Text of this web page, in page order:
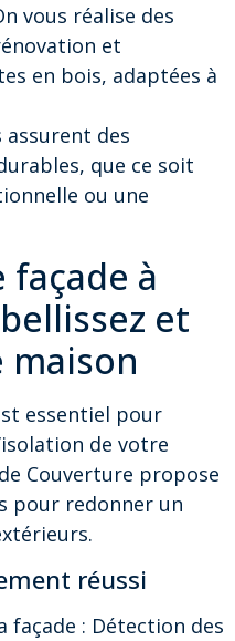
vous réalise des
et
en bois, adaptées à
des
que ce soit
ou une
façade à
et
maison
essentiel pour
de votre
Couverture propose
pour redonner un
réussi
façade : Détection des